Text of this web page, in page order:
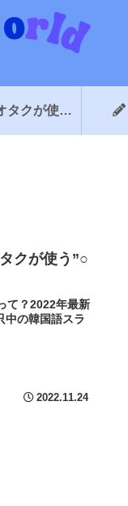
が使う韓国語
クが使う”○
て？2022年最新
中の韓国語スラ
2022.11.24